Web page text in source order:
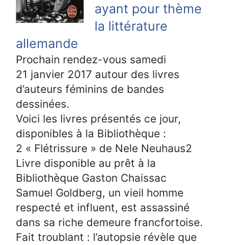
ayant pour thème
la littérature
allemande
Prochain rendez-vous samedi
21 janvier 2017 autour des livres
d’auteurs féminins de bandes
dessinées.
Voici les livres présentés ce jour,
disponibles à la Bibliothèque :
2 « Flétrissure » de Nele Neuhaus2
Livre disponible au prêt à la
Bibliothèque Gaston Chaissac
Samuel Goldberg, un vieil homme
respecté et influent, est assassiné
dans sa riche demeure francfortoise.
Fait troublant : l’autopsie révèle que